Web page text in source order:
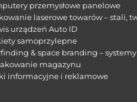
przemysłowe panelowe
laserowe towarów – stali,
urządzeń Auto ID
samoprzylepne
& space branding –
magazynu
informacyjne i reklamowe​